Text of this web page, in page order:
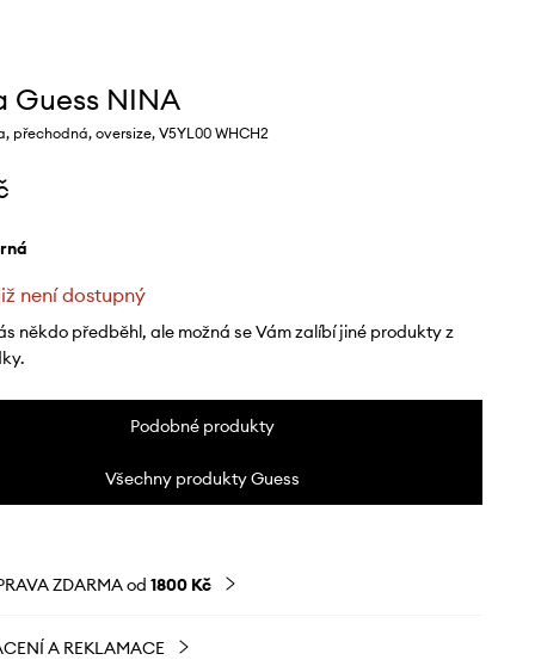
Guess NINA
přechodná, oversize, V5YL00 WHCH2
není dostupný
někdo předběhl, ale možná se Vám zalíbí jiné produkty z
Podobné produkty
Všechny produkty Guess
ZDARMA od 1800 Kč
A REKLAMACE